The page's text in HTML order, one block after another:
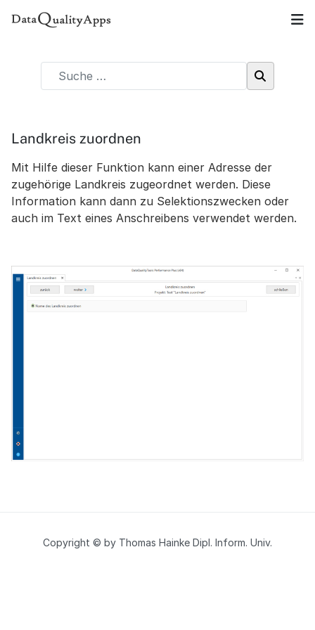
Landkreis zuordnen
Mit Hilfe dieser Funktion kann einer Adresse der
zugehörige Landkreis zugeordnet werden. Diese
Information kann dann zu Selektionszwecken oder
auch im Text eines Anschreibens verwendet werden.
Copyright © by Thomas Hainke Dipl. Inform. Univ.